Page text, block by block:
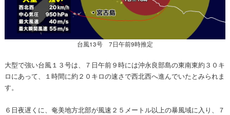
台風13号 7日午前9時推定
大型で強い台風１３号は、７日午前９時には沖永良部島の東南東約３０キ
ロにあって、１時間に約２０キロの速さで西北西へ進んでいたとみられま
す。
６日夜遅くに、奄美地方北部が風速２５メートル以上の暴風域に入り、７